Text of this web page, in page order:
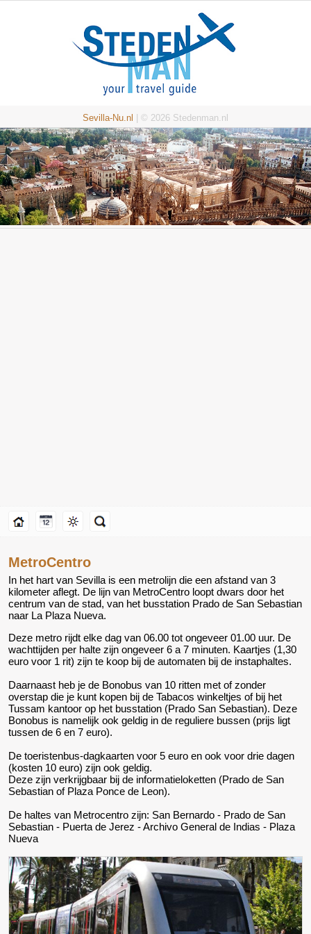
Sevilla-Nu.nl | © 2026 Stedenman.nl
MetroCentro
In het hart van Sevilla is een metrolijn die een afstand van 3
kilometer aflegt. De lijn van MetroCentro loopt dwars door het
centrum van de stad, van het busstation Prado de San Sebastian
naar La Plaza Nueva.
Deze metro rijdt elke dag van 06.00 tot ongeveer 01.00 uur. De
wachttijden per halte zijn ongeveer 6 a 7 minuten. Kaartjes (1,30
euro voor 1 rit) zijn te koop bij de automaten bij de instaphaltes.
Daarnaast heb je de Bonobus van 10 ritten met of zonder
overstap die je kunt kopen bij de Tabacos winkeltjes of bij het
Tussam kantoor op het busstation (Prado San Sebastian). Deze
Bonobus is namelijk ook geldig in de reguliere bussen (prijs ligt
tussen de 6 en 7 euro).
De toeristenbus-dagkaarten voor 5 euro en ook voor drie dagen
(kosten 10 euro) zijn ook geldig.
Deze zijn verkrijgbaar bij de informatieloketten (Prado de San
Sebastian of Plaza Ponce de Leon).
De haltes van Metrocentro zijn: San Bernardo - Prado de San
Sebastian - Puerta de Jerez - Archivo General de Indias - Plaza
Nueva